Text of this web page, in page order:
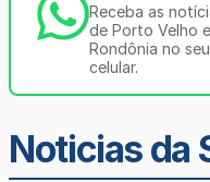
Receba as
de Porto Velho e
Rondônia no seu
celular.
Noticias da